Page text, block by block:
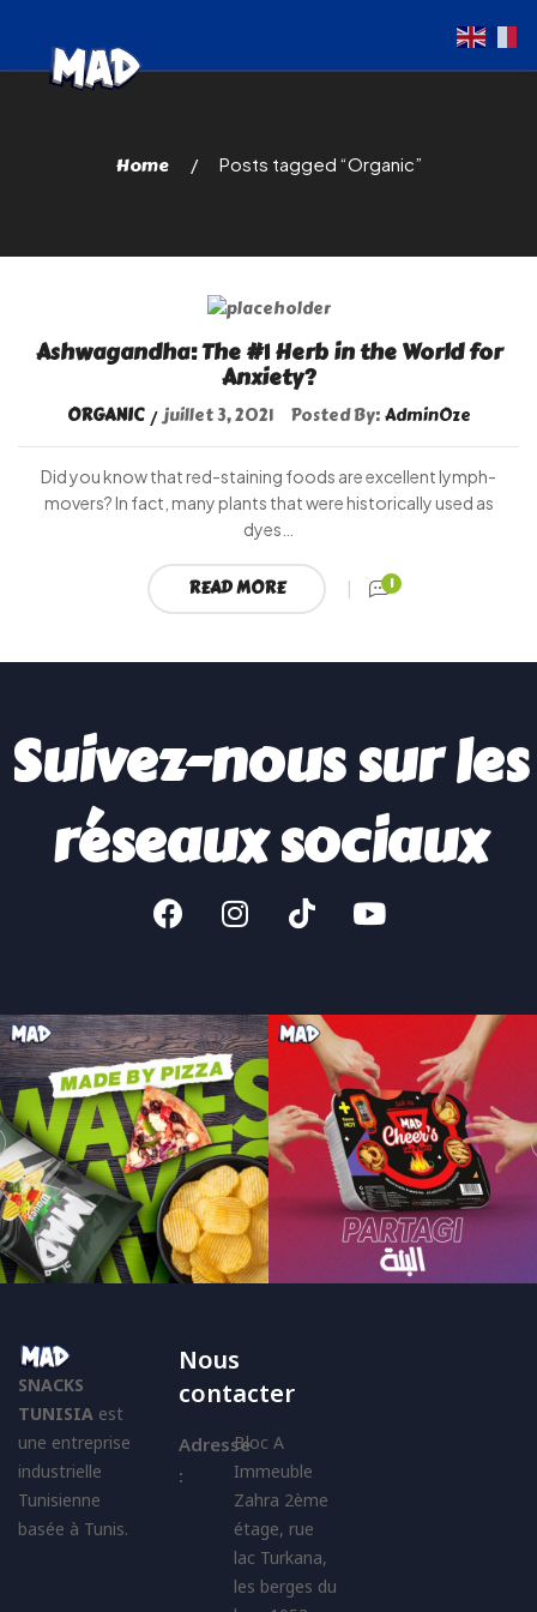
Home Posts tagged “Organic”
Ashwagandha: The #1 Herb in the World for
Anxiety?
ORGANIC juillet 3, 2021 Posted By:AdminOze
Did you know that red-staining foods are excellent lymph-
movers? In fact, many plants that were historically used as
dyes…
READ MORE 1
Suivez-nous sur les
réseaux sociaux
SNACKS
TUNISIA est
une entreprise
industrielle
Tunisienne
basée à Tunis.
Nous
contacter
Adresse
:
Bloc A
Immeuble
Zahra 2ème
étage, rue
lac Turkana,
les berges du